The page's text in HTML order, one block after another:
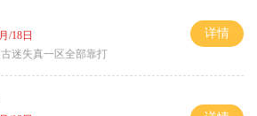
/18日
迷失真一区全部靠打
详情